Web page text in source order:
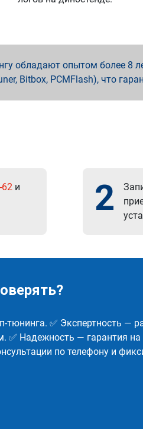
обладают опытом более 8
Bitbox, PCMFlash), что
62 и
2
тюнинга. ✅ Экспертность —
✅ Надежность — гарантия
по телефону и